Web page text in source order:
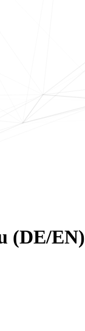
(DE/EN)